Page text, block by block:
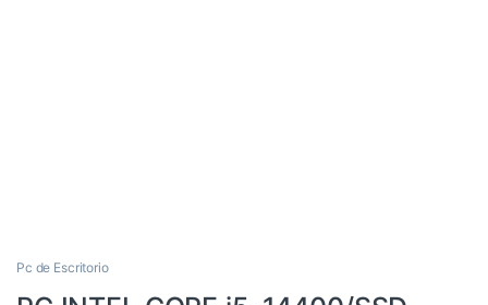
Pc de Escritorio